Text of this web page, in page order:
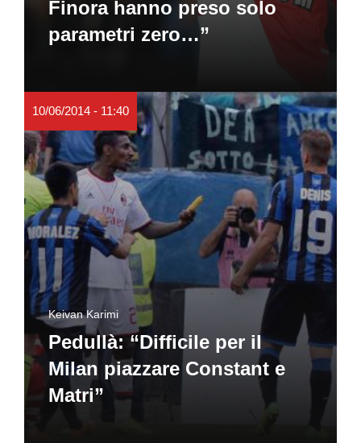
Finora hanno preso solo
parametri zero…”
10/06/2014 - 11:40
Keivan Karimi
Pedullà: “Difficile per il
Milan piazzare Constant e
Matri”